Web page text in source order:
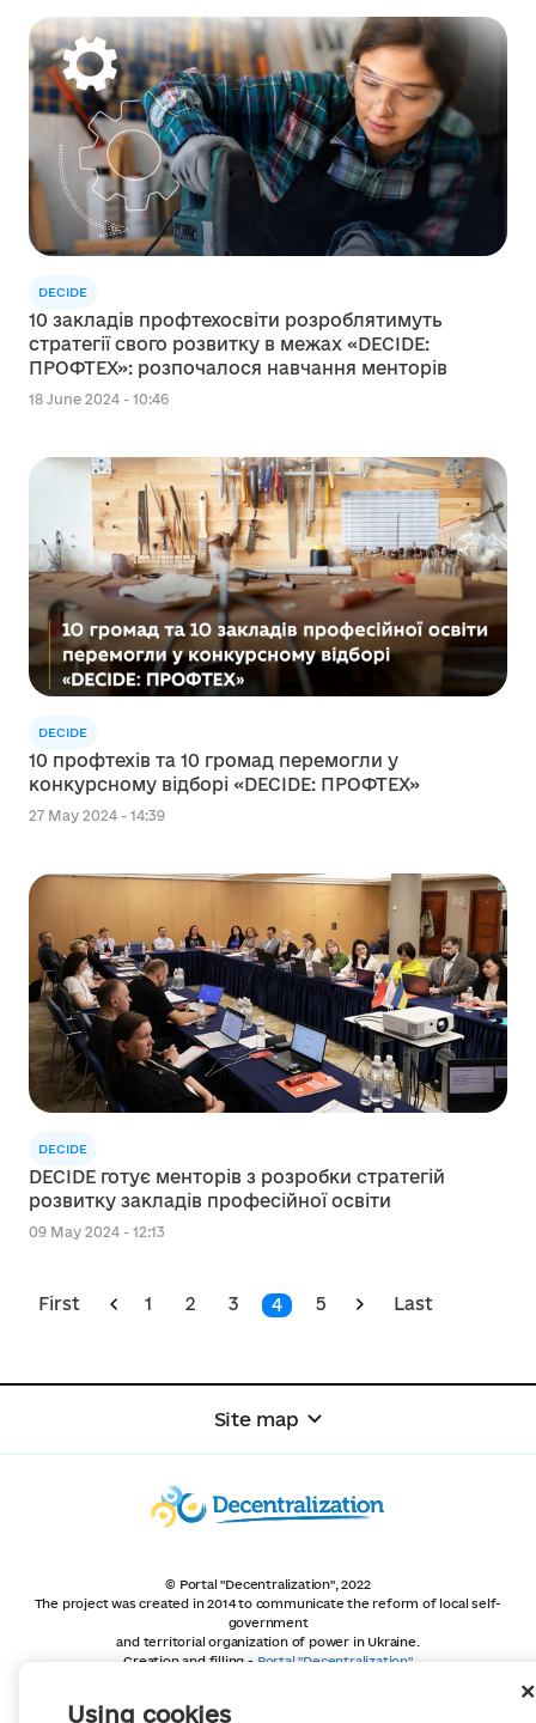
Using cookies
DECIDE
10 закладів профтехосвіти розроблятимуть
стратегії свого розвитку в межах «DECIDE:
ПРОФТЕХ»: розпочалося навчання менторів
18 June 2024 - 10:46
DECIDE
10 профтехів та 10 громад перемогли у
конкурсному відборі «DECIDE: ПРОФТЕХ»
27 May 2024 - 14:39
DECIDE
DECIDE готує менторів з розробки стратегій
розвитку закладів професійної освіти
09 May 2024 - 12:13
First 1 2 3 4 5 Last
Site map
© Portal "Decentralization", 2022
The project was created in 2014 to communicate the reform of local self-
government
and territorial organization of power in Ukraine.
Creation and filling - Portal "Decentralization"
unless otherwise indicated